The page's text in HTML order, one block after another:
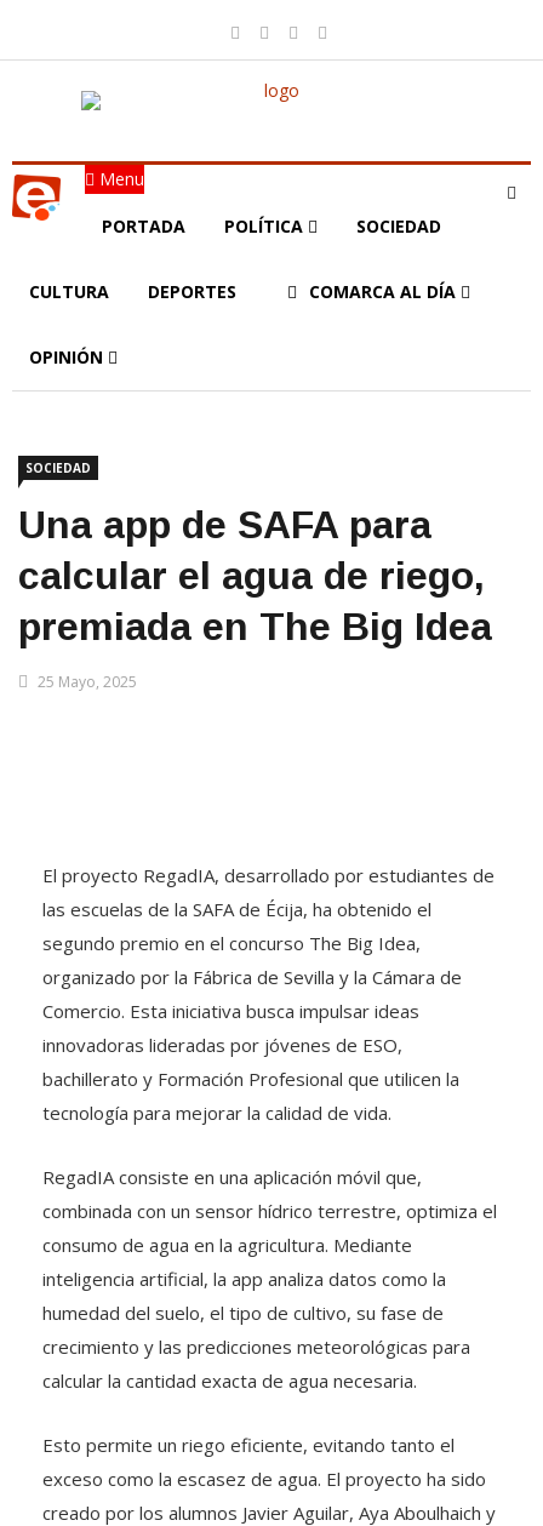
Menu
PORTADA POLÍTICA SOCIEDAD
CULTURA DEPORTES COMARCA AL DÍA
OPINIÓN
SOCIEDAD
Una app de SAFA para
calcular el agua de riego,
premiada en The Big Idea
25 Mayo, 2025
El proyecto RegadIA, desarrollado por estudiantes de
las escuelas de la SAFA de Écija, ha obtenido el
segundo premio en el concurso The Big Idea,
organizado por la Fábrica de Sevilla y la Cámara de
Comercio. Esta iniciativa busca impulsar ideas
innovadoras lideradas por jóvenes de ESO,
bachillerato y Formación Profesional que utilicen la
tecnología para mejorar la calidad de vida.
RegadIA consiste en una aplicación móvil que,
combinada con un sensor hídrico terrestre, optimiza el
consumo de agua en la agricultura. Mediante
inteligencia artificial, la app analiza datos como la
humedad del suelo, el tipo de cultivo, su fase de
crecimiento y las predicciones meteorológicas para
calcular la cantidad exacta de agua necesaria.
Esto permite un riego eficiente, evitando tanto el
exceso como la escasez de agua. El proyecto ha sido
creado por los alumnos Javier Aguilar, Aya Aboulhaich y